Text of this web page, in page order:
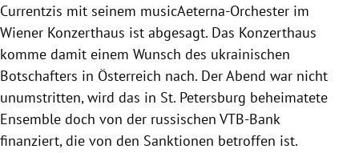
Currentzis mit seinem musicAeterna-Orchester im
Wiener Konzerthaus ist abgesagt. Das Konzerthaus
komme damit einem Wunsch des ukrainischen
Botschafters in Österreich nach. Der Abend war nicht
unumstritten, wird das in St. Petersburg beheimatete
Ensemble doch von der russischen VTB-Bank
finanziert, die von den Sanktionen betroffen ist.